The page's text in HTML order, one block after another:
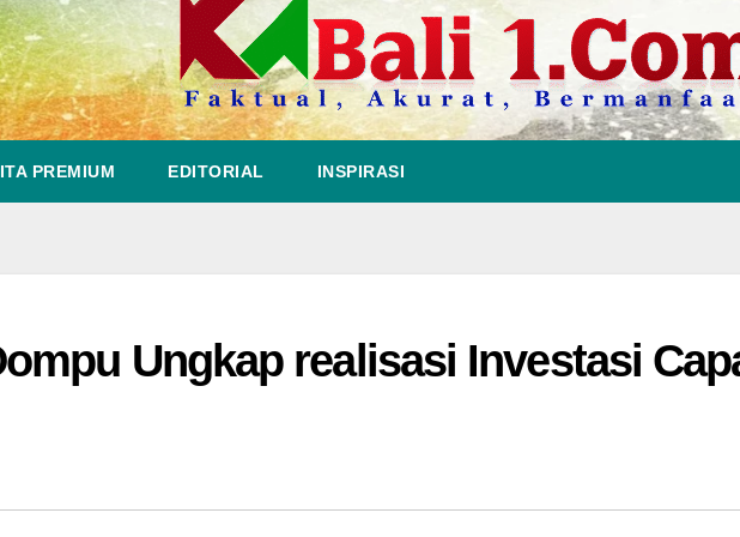
PREMIUM EDITORIAL INSPIRASI
Ungkap realisasi Investasi